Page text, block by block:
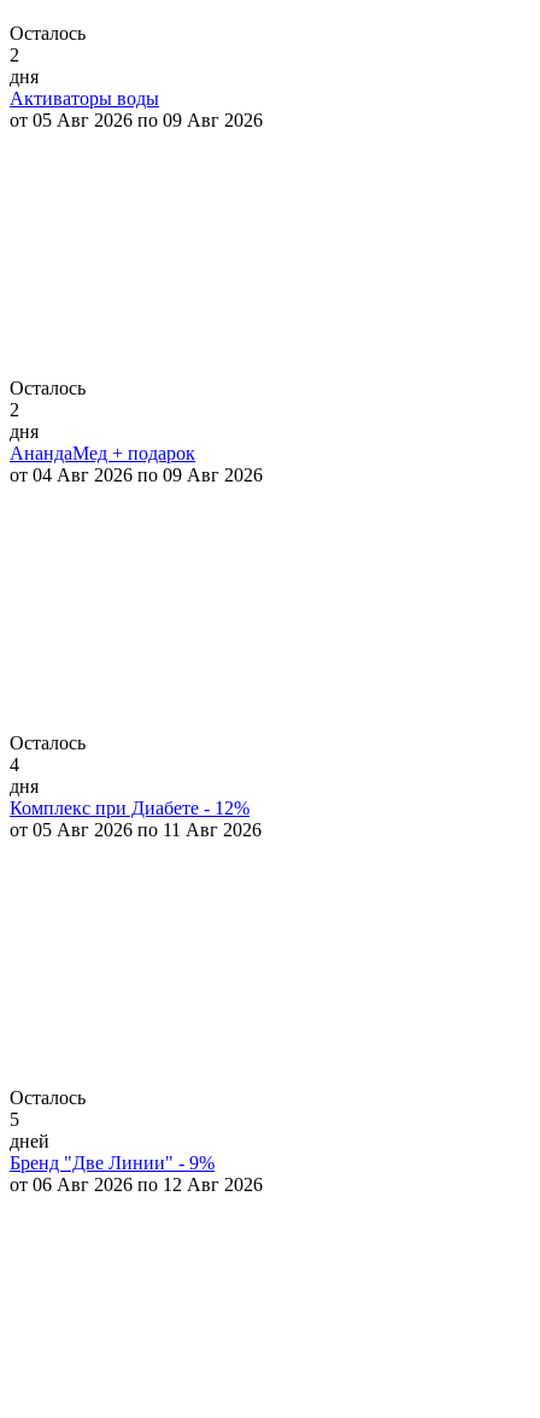
Осталось
2
дня
Активаторы воды
от 05 Авг 2026 по 09 Авг 2026
Осталось
2
дня
АнандаМед + подарок
от 04 Авг 2026 по 09 Авг 2026
Осталось
4
дня
Комплекс при Диабете - 12%
от 05 Авг 2026 по 11 Авг 2026
Осталось
5
дней
Бренд "Две Линии" - 9%
от 06 Авг 2026 по 12 Авг 2026